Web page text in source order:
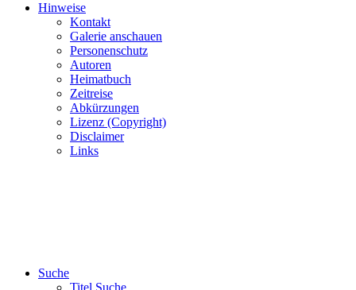
Hinweise
Kontakt
Galerie anschauen
Personenschutz
Autoren
Heimatbuch
Zeitreise
Abkürzungen
Lizenz (Copyright)
Disclaimer
Links
Suche
Titel Suche